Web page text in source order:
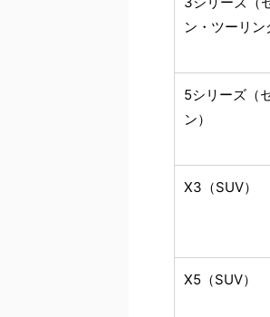
ン・ツーリン
5シリーズ（
ン）
X3（SUV）
X5（SUV）